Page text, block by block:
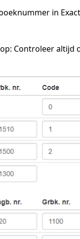
in
Controleer altijd